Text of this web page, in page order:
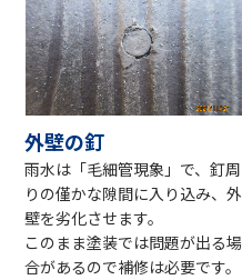
外壁の釘
雨水は「毛細管現象」で、釘周
りの僅かな隙間に入り込み、外
壁を劣化させます。
このまま塗装では問題が出る場
合があるので補修は必要です。